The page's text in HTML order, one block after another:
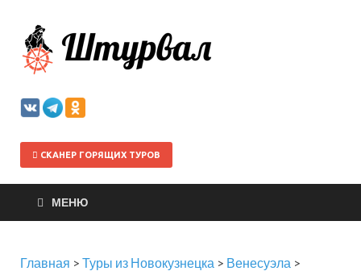
СКАНЕР ГОРЯЩИХ ТУРОВ
МЕНЮ
Главная > Туры из Новокузнецка > Венесуэла >